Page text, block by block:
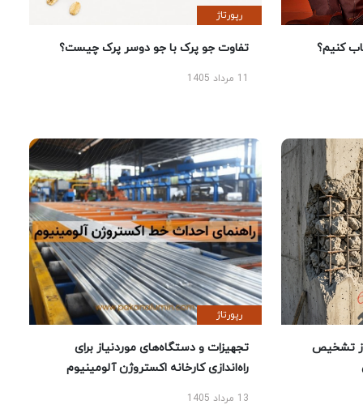
کنیم؟
رپورتاژ
تفاوت جو پرک با جو دوسر پرک چیست؟
تشخیص
رپورتاژ
تجهیزات و دستگاه‌های موردنیاز برای
راه‌اندازی کارخانه اکستروژن آلومینیوم
13 مرداد 1405